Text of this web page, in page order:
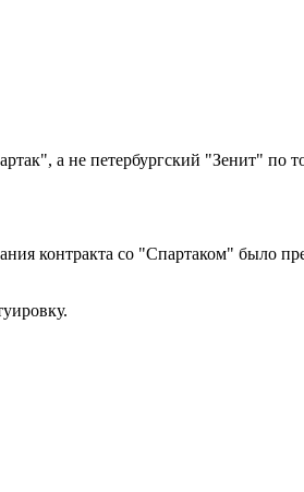
а не петербургский "Зенит" по
контракта со "Спартаком" было